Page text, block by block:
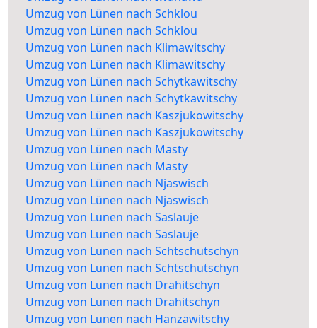
Umzug von Lünen nach Schklou
Umzug von Lünen nach Schklou
Umzug von Lünen nach Klimawitschy
Umzug von Lünen nach Klimawitschy
Umzug von Lünen nach Schytkawitschy
Umzug von Lünen nach Schytkawitschy
Umzug von Lünen nach Kaszjukowitschy
Umzug von Lünen nach Kaszjukowitschy
Umzug von Lünen nach Masty
Umzug von Lünen nach Masty
Umzug von Lünen nach Njaswisch
Umzug von Lünen nach Njaswisch
Umzug von Lünen nach Saslauje
Umzug von Lünen nach Saslauje
Umzug von Lünen nach Schtschutschyn
Umzug von Lünen nach Schtschutschyn
Umzug von Lünen nach Drahitschyn
Umzug von Lünen nach Drahitschyn
Umzug von Lünen nach Hanzawitschy